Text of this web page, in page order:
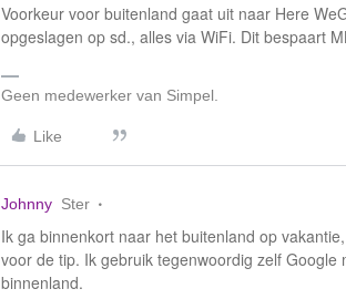
Voorkeur voor buitenland gaat uit naar Here
opgeslagen op sd., alles via WiFi. Dit bespaart
Geen medewerker van Simpel.
Like
Johnny Ster
Ik ga binnenkort naar het buitenland op
voor de tip. Ik gebruik tegenwoordig zelf
binnenland.